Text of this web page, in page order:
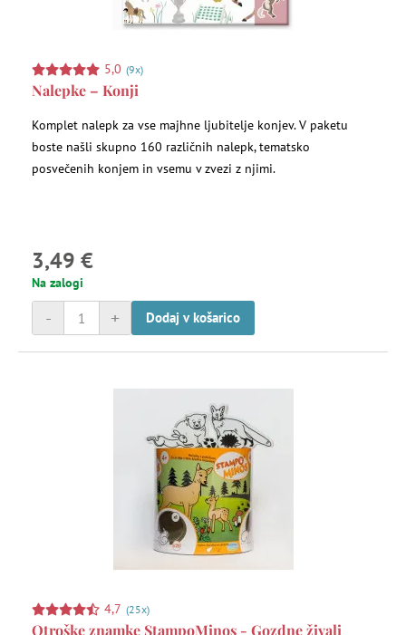
5,0 (9x)
Nalepke – Konji
Komplet nalepk za vse majhne ljubitelje konjev. V paketu
boste našli skupno 160 različnih nalepk, tematsko
posvečenih konjem in vsemu v zvezi z njimi.
3,49 €
Na zalogi
+
- Dodaj v košarico
4,7 (25x)
Otroške znamke StampoMinos - Gozdne živali